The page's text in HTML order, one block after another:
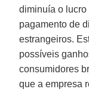
diminuía o
pagamento de
estrangeiros.
possíveis
consumidores
que a empresa